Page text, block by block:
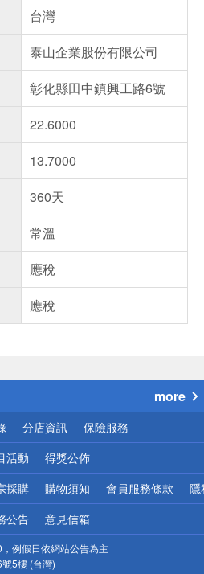
台灣
泰山企業股份有限公司
彰化縣田中鎮興工路6號
22.6000
13.7000
360天
常溫
應稅
應稅
小心！
more
分店資訊 保險服務
活動 得獎公佈
採購 購物須知 會員服務條款 隱
公告 意見信箱
例假日依網站公告為主
5樓 (台灣)